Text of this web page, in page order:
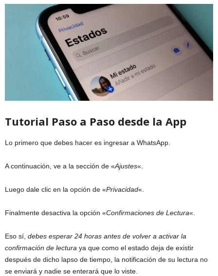
Tutorial Paso a Paso desde la App
Lo primero que debes hacer es ingresar a WhatsApp.
A continuación, ve a la sección de «Ajustes«.
Luego dale clic en la opción de «Privacidad«.
Finalmente desactiva la opción «Confirmaciones de Lectura«.
Eso sí, debes esperar 24 horas antes de volver a activar la
confirmación de lectura ya que como el estado deja de existir
después de dicho lapso de tiempo, la notificación de su lectura no
se enviará y nadie se enterará que lo viste.